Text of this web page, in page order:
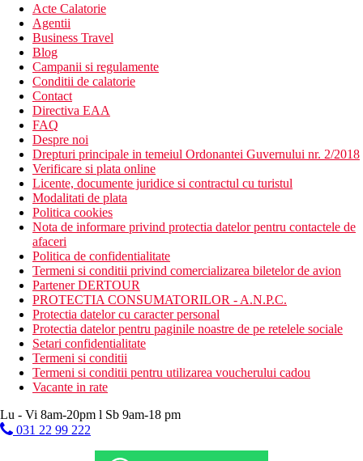
Acte Calatorie
Agentii
Business Travel
Blog
Campanii si regulamente
Conditii de calatorie
Contact
Directiva EAA
FAQ
Despre noi
Drepturi principale in temeiul Ordonantei Guvernului nr. 2/2018
Verificare si plata online
Licente, documente juridice si contractul cu turistul
Modalitati de plata
Politica cookies
Nota de informare privind protectia datelor pentru contactele de
afaceri
Politica de confidentialitate
Termeni si conditii privind comercializarea biletelor de avion
Partener DERTOUR
PROTECTIA CONSUMATORILOR - A.N.P.C.
Protectia datelor cu caracter personal
Protectia datelor pentru paginile noastre de pe retelele sociale
Setari confidentialitate
Termeni si conditii
Termeni si conditii pentru utilizarea voucherului cadou
Vacante in rate
Lu - Vi 8am-20pm l Sb 9am-18 pm
031 22 99 222